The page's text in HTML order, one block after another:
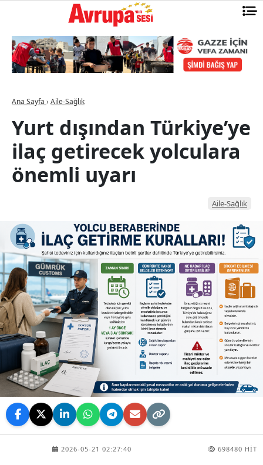
Ana Sayfa › Aile-Sağlık
Yurt dışından Türkiye’ye
ilaç getirecek yolculara
önemli uyarı
Aile-Sağlık
2026-05-21 02:27:40 698480 HIT